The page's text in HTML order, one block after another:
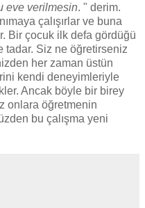
eve verilmesin. " derim.
çalışırlar ve buna
Bir çocuk ilk defa gördüğü
tadar. Siz ne öğretirseniz
her zaman üstün
kendi deneyimleriyle
Ancak böyle bir birey
onlara öğretmenin
bu çalışma yeni